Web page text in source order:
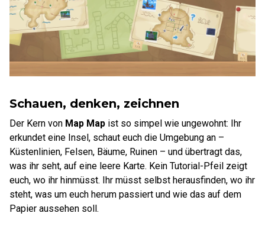
Schauen, denken, zeichnen
Der Kern von Map Map ist so simpel wie ungewohnt: Ihr
erkundet eine Insel, schaut euch die Umgebung an –
Küstenlinien, Felsen, Bäume, Ruinen – und übertragt das,
was ihr seht, auf eine leere Karte. Kein Tutorial-Pfeil zeigt
euch, wo ihr hinmüsst. Ihr müsst selbst herausfinden, wo ihr
steht, was um euch herum passiert und wie das auf dem
Papier aussehen soll.